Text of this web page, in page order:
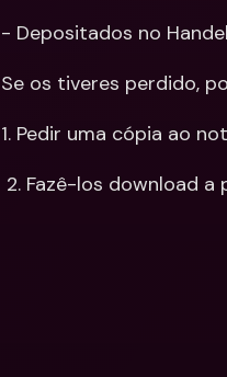
- Depositados no
Se os tiveres perdido,
1. Pedir uma cópia ao
2. Fazê-los download a